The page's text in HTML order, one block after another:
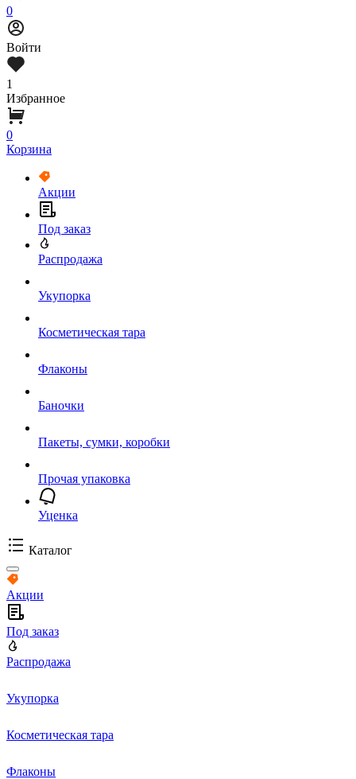
0
Войти
1
Избранное
0
Корзина
Акции
Под заказ
Распродажа
Укупорка
Косметическая тара
Флаконы
Баночки
Пакеты, сумки, коробки
Прочая упаковка
Уценка
Каталог
Акции
Под заказ
Распродажа
Укупорка
Косметическая тара
Флаконы